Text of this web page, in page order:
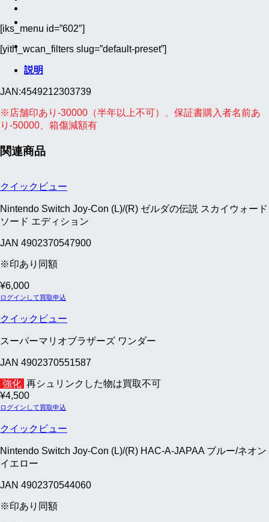
[iks_menu id=”602″]
[yith_wcan_filters slug=”default-preset”]
説明
JAN:4549212303739
※店舗印あり-30000（半年以上不可）、保証書購入者名前あ
り-50000、箱傷減額有
関連商品
クイックビュー
Nintendo Switch Joy-Con (L)/(R) ゼルダの伝説 スカイウォード
ソード エディション
JAN 4902370547900
※印あり同額
¥6,000
ログインして買取申込
クイックビュー
スーパーマリオブラザーズ ワンダー
JAN 4902370551587
強化 再シュリンクした物は買取不可
¥4,500
ログインして買取申込
クイックビュー
Nintendo Switch Joy-Con (L)/(R) HAC-A-JAPAA ブルー/ネオン
イエロー
JAN 4902370544060
※印あり同額